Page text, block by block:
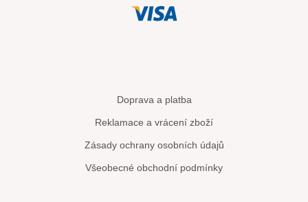
Doprava a platba
Reklamace a vrácení zboží
Zásady ochrany osobních údajů
Všeobecné obchodní podmínky